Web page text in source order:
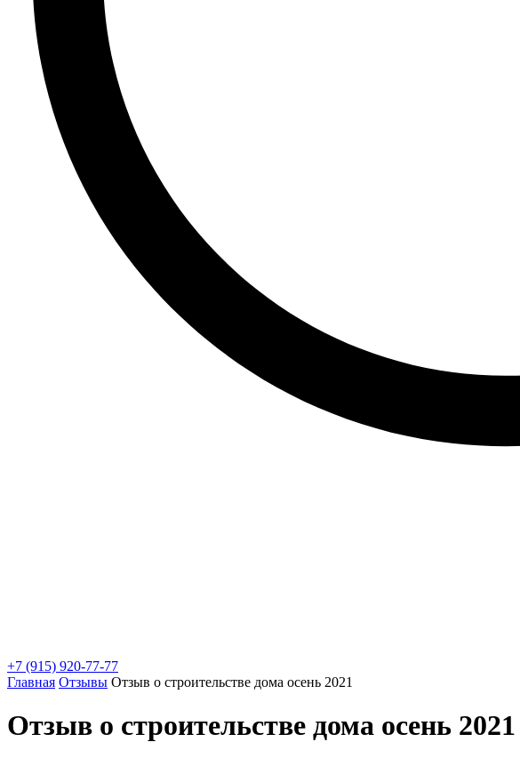
+7 (915) 920-77-77
Главная Отзывы Отзыв о строительстве дома осень 2021
Отзыв о строительстве дома осень 2021